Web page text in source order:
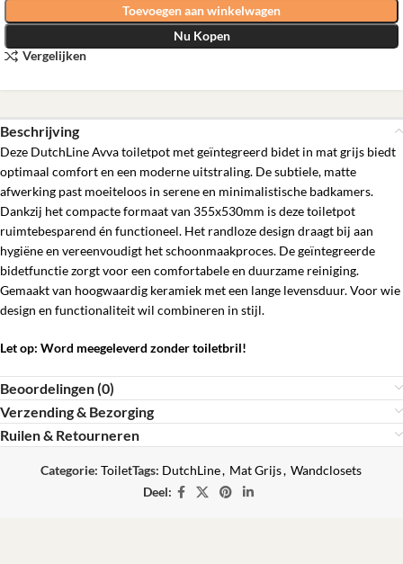
Toevoegen aan winkelwagen
Nu Kopen
Vergelijken
Beschrijving
Deze DutchLine Avva toiletpot met geïntegreerd bidet in mat grijs biedt
optimaal comfort en een moderne uitstraling. De subtiele, matte
afwerking past moeiteloos in serene en minimalistische badkamers.
Dankzij het compacte formaat van 355x530mm is deze toiletpot
ruimtebesparend én functioneel. Het randloze design draagt bij aan
hygiëne en vereenvoudigt het schoonmaakproces. De geïntegreerde
bidetfunctie zorgt voor een comfortabele en duurzame reiniging.
Gemaakt van hoogwaardig keramiek met een lange levensduur. Voor wie
design en functionaliteit wil combineren in stijl.
Let op: Word meegeleverd zonder toiletbril!
Beoordelingen (0)
Verzending & Bezorging
Ruilen & Retourneren
Categorie: ToiletTags: DutchLine, Mat Grijs, Wandclosets
Deel: